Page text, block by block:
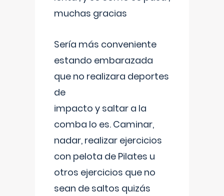
muchas gracias
Sería más conveniente
estando embarazada
que no realizara deportes
de
impacto y saltar a la
comba lo es. Caminar,
nadar, realizar ejercicios
con pelota de Pilates u
otros ejercicios que no
sean de saltos quizás